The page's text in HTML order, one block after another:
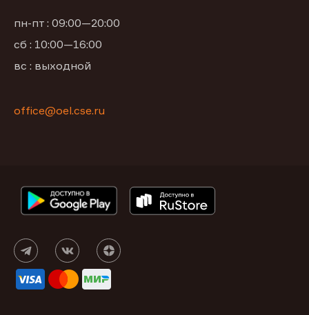
пн-пт : 09:00—20:00
сб : 10:00—16:00
вс : выходной
office@oel.cse.ru